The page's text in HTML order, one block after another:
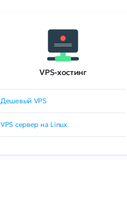
VPS-хостинг
Дешевый VPS
VPS сервер на Linux